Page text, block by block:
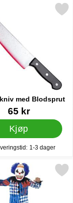
favoritt
med Blodsprut
88470
65 kr
Kjøp
På lager
1-3 dager
kjøkkenkniv med
favoritt